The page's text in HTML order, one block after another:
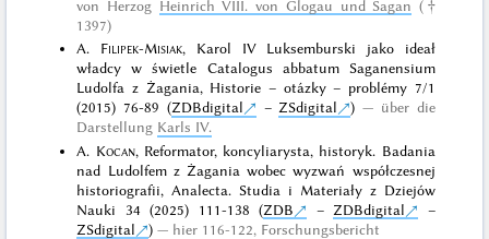
von Herzog Heinrich VIII. von Glogau und Sagan (†
1397)
A. Filipek-Misiak, Karol IV Luksemburski jako ideał
władcy w świetle Catalogus abbatum Saganensium
Ludolfa z Żagania, Historie – otázky – problémy 7/1
(2015) 76-89 (ZDBdigital –ZSdigital )
über die
Darstellung Karls IV.
A. Kocan, Reformator, koncyliarysta, historyk. Badania
nad Ludolfem z Żagania wobec wyzwań współczesnej
historiografii, Analecta. Studia i Materiały z Dziejów
Nauki 34 (2025) 111-138 (ZDB – ZDBdigital
–
ZSdigital
) hier 116-122, Forschungsbericht